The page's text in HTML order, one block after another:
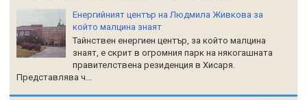
Енергийният център на Людмила Живкова за
който малцина знаят
Тайнствен енергиен център, за който малцина
знаят, е скрит в огромния парк на някогашната
правителствена резиденция в Хисаря.
Представлява ч...